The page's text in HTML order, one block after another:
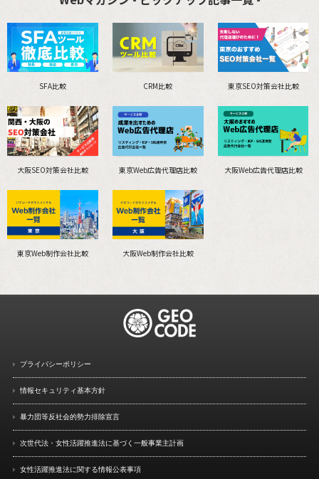
SFA比較 CRM比較 東京SEO対策会社比較
大阪SEO対策会社比較 東京Web広告代理店比較 大阪Web広告代理店比較
東京Web制作会社比較 大阪Web制作会社比較
プライバシーポリシー
情報セキュリティ基本方針
暴力団等反社会的勢力排除宣言
次世代法・女性活躍推進法に基づく一般事業主計画
女性活躍推進法に関する情報公表事項